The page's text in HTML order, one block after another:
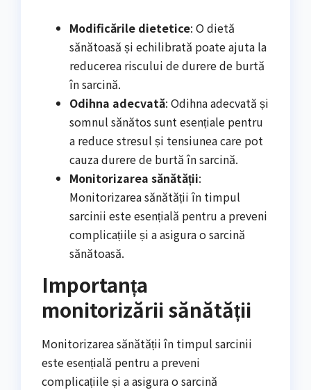
Modificările dietetice: O dietă
sănătoasă și echilibrată poate ajuta la
reducerea riscului de durere de burtă
în sarcină.
Odihna adecvată: Odihna adecvată și
somnul sănătos sunt esențiale pentru
a reduce stresul și tensiunea care pot
cauza durere de burtă în sarcină.
Monitorizarea sănătății:
Monitorizarea sănătății în timpul
sarcinii este esențială pentru a preveni
complicațiile și a asigura o sarcină
sănătoasă.
Importanța
monitorizării sănătății
Monitorizarea sănătății în timpul sarcinii
este esențială pentru a preveni
complicațiile și a asigura o sarcină